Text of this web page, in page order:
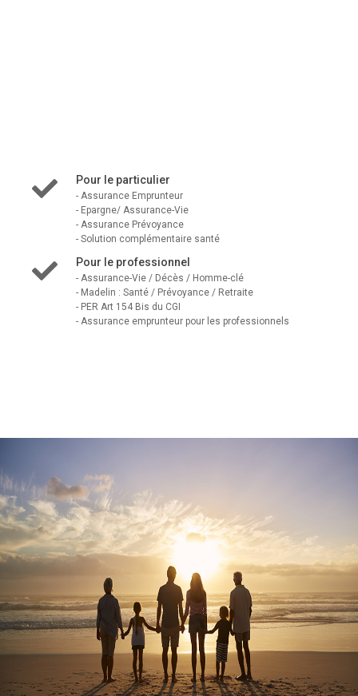
Pour le particulier
- Assurance Emprunteur
- Epargne/ Assurance-Vie
- Assurance Prévoyance
- Solution complémentaire santé
Pour le professionnel
- Assurance-Vie / Décès / Homme-clé
- Madelin : Santé / Prévoyance / Retraite
- PER Art 154 Bis du CGI
- Assurance emprunteur pour les professionnels